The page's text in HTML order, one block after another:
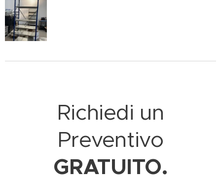
Richiedi un
Preventivo
GRATUITO.